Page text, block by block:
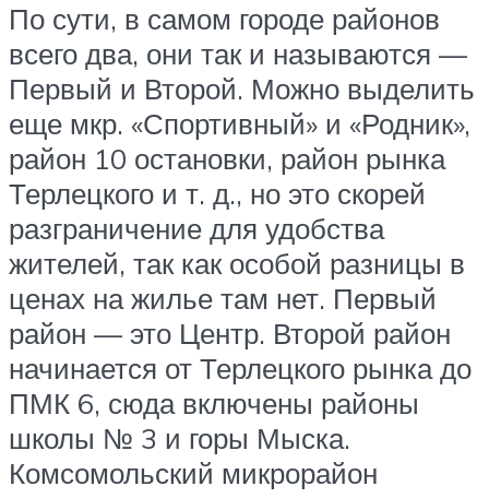
По сути, в самом городе районов
всего два, они так и называются —
Первый и Второй. Можно выделить
еще мкр. «Спортивный» и «Родник»,
район 10 остановки, район рынка
Терлецкого и т. д., но это скорей
разграничение для удобства
жителей, так как особой разницы в
ценах на жилье там нет. Первый
район — это Центр. Второй район
начинается от Терлецкого рынка до
ПМК 6, сюда включены районы
школы № 3 и горы Мыска.
Комсомольский микрорайон